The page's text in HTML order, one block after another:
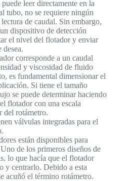
leer directamente en la
tubo, no se requiere ningún
de caudal. Sin embargo,
dispositivo de detección
el nivel del flotador y enviar
desea.
corresponde a un caudal
y viscosidad de fluido
es fundamental dimensionar el
Si tiene el tamaño
se puede determinar haciendo
flotador con una escala
del rotámetro.
válvulas integradas para el
están disponibles para
de los primeros diseños de
lo que hacía que el flotador
y centrarlo. Debido a esta
acuñó el término rotámetro.